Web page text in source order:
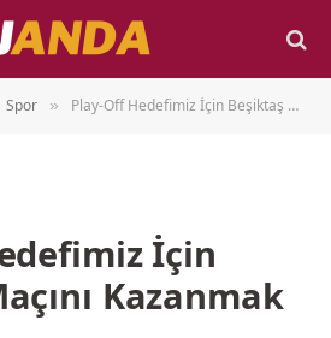
Spor » Play-Off Hedefimiz İçin Beşiktaş Maçını Kazanmak İstiyoruz
İçin
Kazanmak